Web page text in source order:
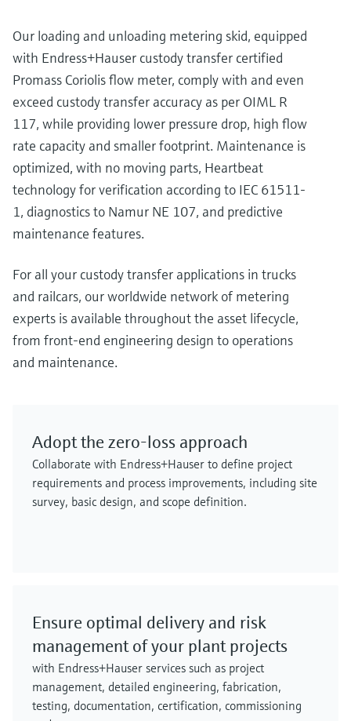
Our loading and unloading metering skid, equipped
with Endress+Hauser custody transfer certified
Promass Coriolis flow meter, comply with and even
exceed custody transfer accuracy as per OIML R
117, while providing lower pressure drop, high flow
rate capacity and smaller footprint. Maintenance is
optimized, with no moving parts, Heartbeat
technology for verification according to IEC 61511-
1, diagnostics to Namur NE 107, and predictive
maintenance features.
For all your custody transfer applications in trucks
and railcars, our worldwide network of metering
experts is available throughout the asset lifecycle,
from front-end engineering design to operations
and maintenance.
Adopt the zero-loss approach
Collaborate with Endress+Hauser to define project
requirements and process improvements, including site
survey, basic design, and scope definition.
Ensure optimal delivery and risk
management of your plant projects
with Endress+Hauser services such as project
management, detailed engineering, fabrication,
testing, documentation, certification, commissioning